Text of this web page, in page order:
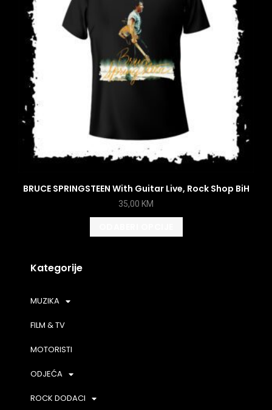
Kategorije
MUZIKA
FILM & TV
MOTORISTI
ODJEĆA
ROCK DODACI
BRUCE SPRINGSTEEN With Guitar Live, Rock Shop BiH
35,00 KM